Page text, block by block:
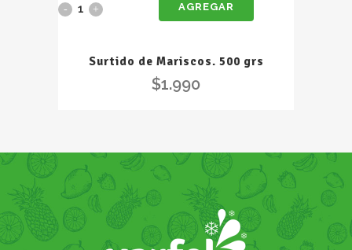
Surtido
Mariscos.
quantity
AGREGAR
Surtido de Mariscos. 500 grs
$1.990